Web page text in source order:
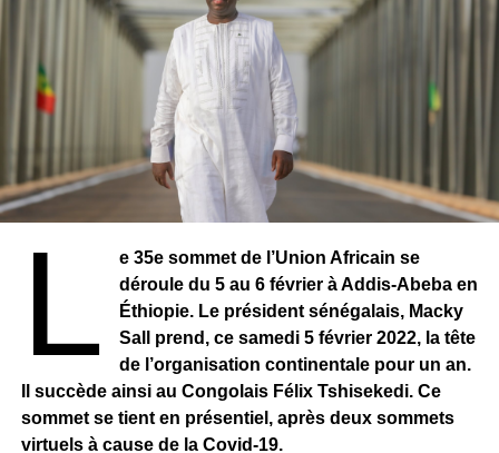
L
e 35e sommet de l’Union Africain se
déroule du 5 au 6 février à Addis-Abeba en
Éthiopie. Le président sénégalais, Macky
Sall prend, ce samedi 5 février 2022, la tête
de l’organisation continentale pour un an.
Il succède ainsi au Congolais Félix Tshisekedi. Ce
sommet se tient en présentiel, après deux sommets
virtuels à cause de la Covid-19.